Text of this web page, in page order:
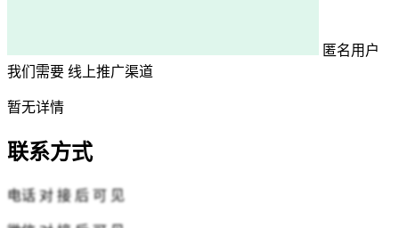
匿名用户
我们需要 线上推广渠道
暂无详情
联系方式
电话 对 接 后 可 见